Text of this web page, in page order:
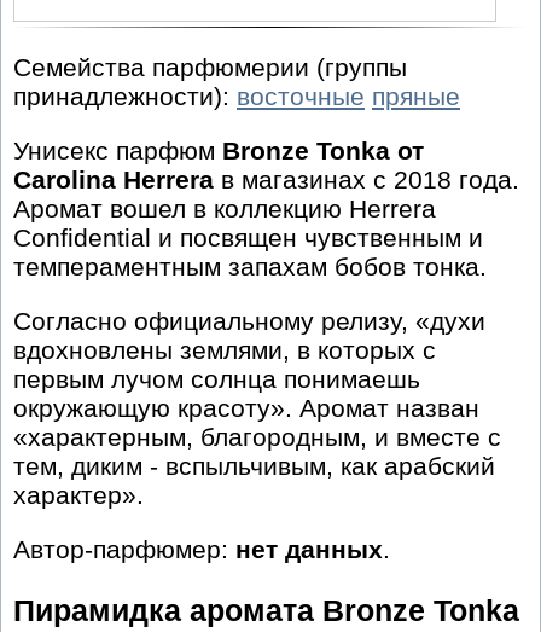
Семейства парфюмерии (группы
принадлежности): восточные пряные
Унисекс парфюм Bronze Tonka от
Carolina Herrera в магазинах с 2018 года.
Аромат вошел в коллекцию Herrera
Confidential и посвящен чувственным и
темпераментным запахам бобов тонка.
Согласно официальному релизу, «духи
вдохновлены землями, в которых с
первым лучом солнца понимаешь
окружающую красоту». Аромат назван
«характерным, благородным, и вместе с
тем, диким - вспыльчивым, как арабский
характер».
Автор-парфюмер: нет данных.
Пирамидка аромата Bronze Tonka